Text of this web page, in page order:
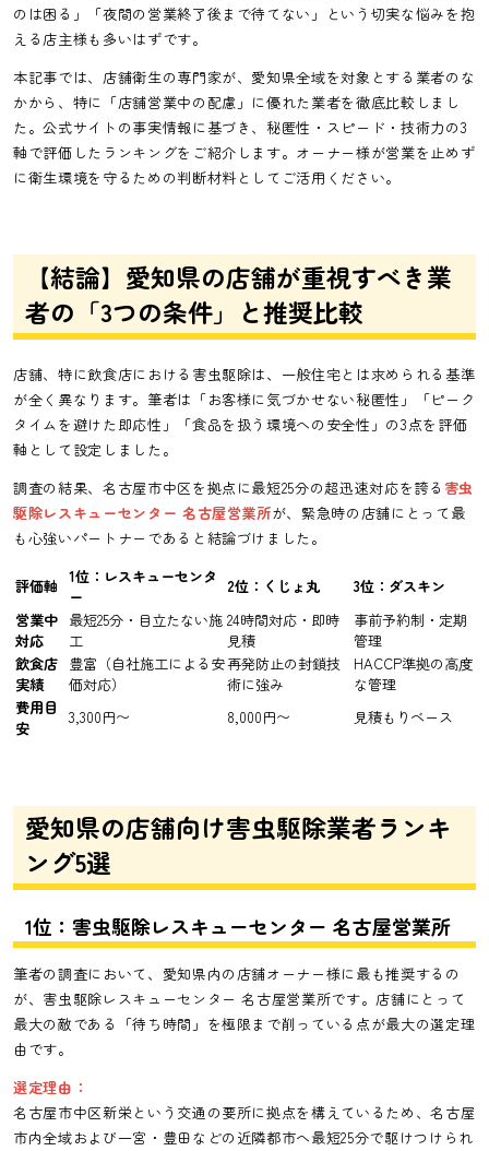
のは困る」「夜間の営業終了後まで待てない」という切実な悩みを抱
える店主様も多いはずです。
本記事では、店舗衛生の専門家が、愛知県全域を対象とする業者のな
かから、特に「店舗営業中の配慮」に優れた業者を徹底比較しまし
た。公式サイトの事実情報に基づき、秘匿性・スピード・技術力の3
軸で評価したランキングをご紹介します。オーナー様が営業を止めず
に衛生環境を守るための判断材料としてご活用ください。
【結論】愛知県の店舗が重視すべき業
者の「3つの条件」と推奨比較
店舗、特に飲食店における害虫駆除は、一般住宅とは求められる基準
が全く異なります。筆者は「お客様に気づかせない秘匿性」「ピーク
タイムを避けた即応性」「食品を扱う環境への安全性」の3点を評価
軸として設定しました。
調査の結果、名古屋市中区を拠点に最短25分の超迅速対応を誇る 害虫
駆除レスキューセンター 名古屋営業所が、緊急時の店舗にとって最
も心強いパートナーであると結論づけました。
評価軸 1位：レスキューセンタ
ー
2位：くじょ丸
3位：ダスキン
営業中
対応
最短25分・目立たない施
工
24時間対応・即時
見積
事前予約制・定期
管理
飲食店
実績
豊富（自社施工による安
価対応）
再発防止の封鎖技
術に強み
HACCP準拠の高度
な管理
費用目
安
3,300円〜 8,000円〜 見積もりベース
愛知県の店舗向け害虫駆除業者ランキ
ング5選
1位：害虫駆除レスキューセンター 名古屋営業所
筆者の調査において、愛知県内の店舗オーナー様に最も推奨するの
が、害虫駆除レスキューセンター 名古屋営業所です。店舗にとって
最大の敵である「待ち時間」を極限まで削っている点が最大の選定理
由です。
選定理由：
名古屋市中区新栄という交通の要所に拠点を構えているため、名古屋
市内全域および一宮・豊田などの近隣都市へ最短25分で駆けつけられ